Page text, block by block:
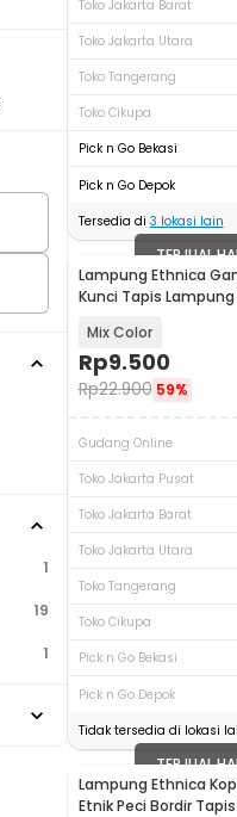
1
19
1
Toko Jakarta Barat
Toko Jakarta Utara
Toko Tangerang
Toko Cikupa
Pick n Go Bekasi
Pick n Go Depok
Tersedia di 3 lokasi lain
TERJUAL
Lampung Ethnica
Kunci Tapis
Mix Color
Rp9.500
Rp22.900 59%
Gudang Online
Toko Jakarta Pusat
Toko Jakarta Barat
Toko Jakarta Utara
Toko Tangerang
Toko Cikupa
Pick n Go Bekasi
Pick n Go Depok
Tidak tersedia di lokasi
TERJUAL
Lampung Ethnica
Etnik Peci Bordir